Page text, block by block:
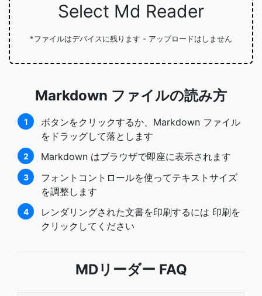
Select Md Reader
*ファイルはデバイスに残ります - アップロードはしません
Markdown ファイルの読み方
1
ボタンをクリックするか、Markdown ファイル
をドラッグして落とします
2 Markdown はブラウザで即座に表示されます
3
フォントコントロールを使ってテキストサイズ
を調整します
4
レンダリングされた文書を印刷するには 印刷を
クリックしてください
MDリーダー FAQ